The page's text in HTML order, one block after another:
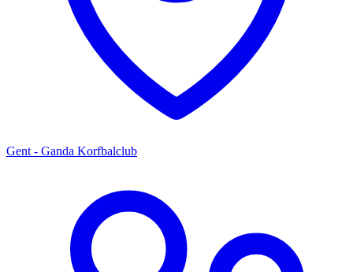
Gent - Ganda Korfbalclub